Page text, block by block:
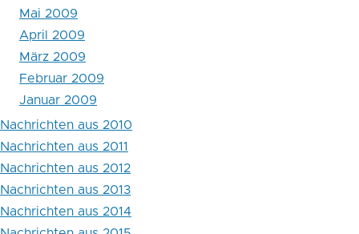
Mai 2009
April 2009
März 2009
Februar 2009
Januar 2009
Nachrichten aus 2010
Nachrichten aus 2011
Nachrichten aus 2012
Nachrichten aus 2013
Nachrichten aus 2014